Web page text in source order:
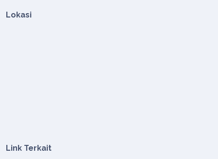
Lokasi
Link Terkait